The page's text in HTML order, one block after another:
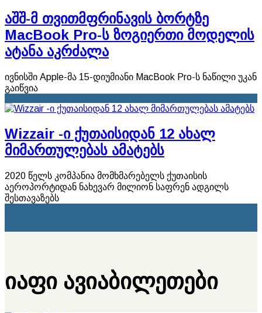
აშშ-მ თვითმფრინავის ბორტზე
MacBook Pro-ს ზოგიერთი მოდელის
ატანა აკრძალა
ივნისში Apple-მა 15-დიუმიანი MacBook Pro-ს ნაწილი უკან
გაიწვია
Wizzair -ი ქუთაისიდან 12 ახალ
მიმართულებას ამატებს
2020 წელს კომპანია მომხმარებელს ქუთაისის
აეროპორტიდან ნახევარ მილიონ საფრენ ადგილს
შესთავაზებს
იაფი ავიაბილეთები